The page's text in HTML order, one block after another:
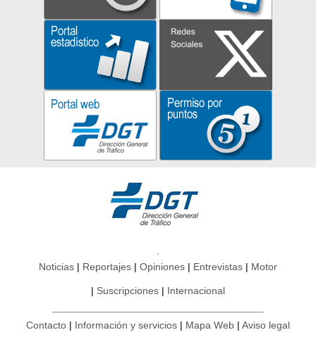
Noticias Reportajes Opiniones Entrevistas Motor
Suscripciones Internacional
Contacto Información y servicios Mapa Web Aviso legal